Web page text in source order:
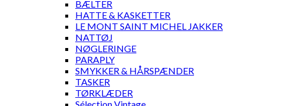
BÆLTER
HATTE & KASKETTER
LE MONT SAINT MICHEL JAKKER
NATTØJ
NØGLERINGE
PARAPLY
SMYKKER & HÅRSPÆNDER
TASKER
TØRKLÆDER